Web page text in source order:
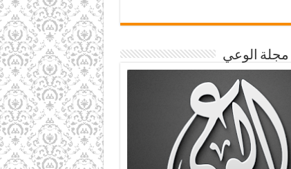
مجلة الوعي